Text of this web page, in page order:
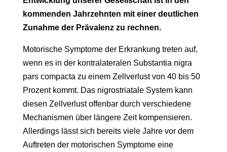
kommenden Jahrzehnten mit einer deutlichen
Zunahme der Prävalenz zu rechnen.
Motorische Symptome der Erkrankung treten auf,
wenn es in der kontralateralen Substantia nigra
pars compacta zu einem Zellverlust von 40 bis 50
Prozent kommt. Das nigrostriatale System kann
diesen Zellverlust offenbar durch verschiedene
Mechanismen über längere Zeit kompensieren.
Allerdings lässt sich bereits viele Jahre vor dem
Auftreten der motorischen Symptome eine